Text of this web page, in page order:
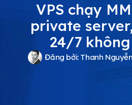
VPS chạy
private
24/7
Đăng bởi: Thanh Nguyễn